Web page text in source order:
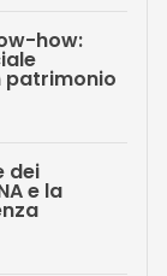
how:
patrimonio
dei
e la